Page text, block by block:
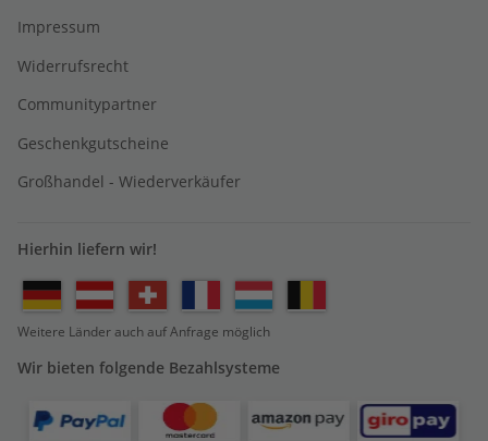
Impressum
Widerrufsrecht
Communitypartner
Geschenkgutscheine
Großhandel - Wiederverkäufer
Hierhin liefern wir!
Weitere Länder auch auf Anfrage möglich
Wir bieten folgende Bezahlsysteme